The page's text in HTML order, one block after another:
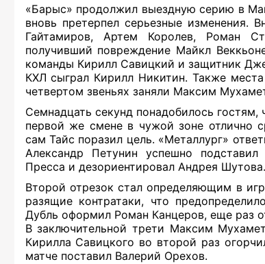
«Барыс» продолжил выездную серию в
вновь претерпел серьезные изменения.
Гайтамиров, Артем Королев, Роман
получивший повреждение Майкл
команды Кирилл Савицкий и защитник
КХЛ сыграл Кирилл Никитин. Также
четвертом звеньях заняли Максим
Семнадцать секунд понадобилось
первой же смене в чужой зоне отлично
сам Тайс поразил цель. «Металлург»
Александр Петунин успешно
Пресса и дезориентировал Андрея Шутова.
Второй отрезок стал определяющим в
разящие контратаки, что
Дубль оформил Роман Канцеров, еще раз
В заключительной трети Максим
Кирилла Савицкого во второй раз
матче поставил Валерий Орехов.